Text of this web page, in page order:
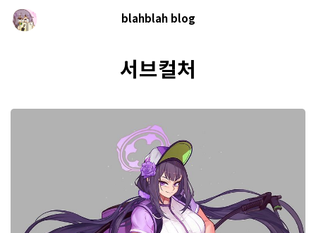
blahblah blog
서브컬처